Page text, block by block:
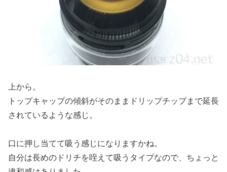
上から。
トップキャップの傾斜がそのままドリップチップまで延長
されているような感じ。
口に押し当てて吸う感じになりますかね。
自分は長めのドリチを咥えて吸うタイプなので、ちょっと